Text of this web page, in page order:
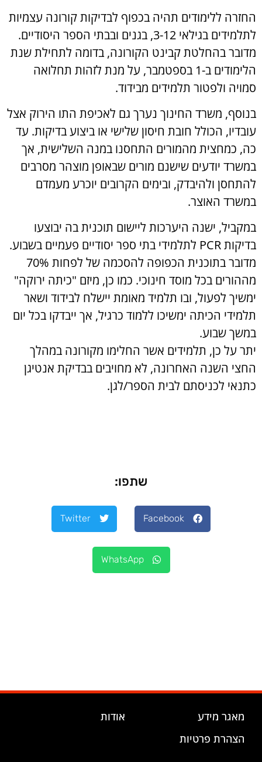
החזרה ללימודים תהיה בכפוף לבדיקות קורונה עצמיות
לתלמידים בגילאי 3-12, בגנים ובבתי הספר היסודיים.
מדובר בהחלטת קבינט הקורונה, בדומה לתחילת שנת
הלימודים ב-1 בספטמבר, על מנת לזהות תחלואה
סמויה ולפטור תלמידים מבידוד.
בנוסף, משרד החינוך נערך גם לאכיפת התו הירוק אצל
עובדיו, הכולל חובת חיסון שלישי או ביצוע בדיקות. עד
כה, כמחצית מהמורים התחסנו במנה השלישית, אך
במשרד יודעים שישנם מורים שבאופן מוצהר מסרבים
להתחסן ולהיבדק, ובימים הקרובים יוכרע מעמדם
במשרד האוצר.
במקביל, ישנה היערכות ליישום תוכנית בה יבוצעו
בדיקות PCR לתלמידי בתי ספר יסודיים פעמיים בשבוע.
מדובר בתוכנית הכפופה להסכמה של לפחות 70%
מההורים בכל מוסד חינוכי. כמו כן, מיזם "כיתה ירוקה"
ימשיך לפעול, ובו תלמיד מאומת יישלח לבידוד ושאר
תלמידי הכיתה ימשיכו ללמוד כרגיל, אך ייבדקו בכל יום
במשך שבוע.
יתר על כן, תלמידים אשר החלימו מקורונה במהלך
החצי השנה האחרונה, לא מחויבים בבדיקת אנטיגן
כתנאי לכניסתם לבית הספר/לגן.
שתפו:
Facebook
Twitter
WhatsApp
מאגר מידע
הצהרת פרטיות
אודות